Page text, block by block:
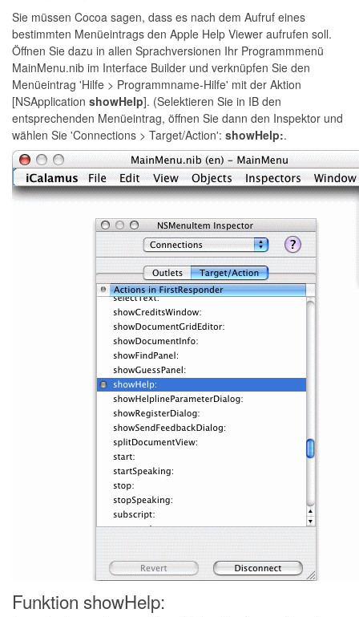
Sie müssen Cocoa sagen, dass es nach dem Aufruf eines
bestimmten Menüeintrags den Apple Help Viewer aufrufen soll.
Öffnen Sie dazu in allen Sprachversionen Ihr Programmmenü
MainMenu.nib im Interface Builder und verknüpfen Sie den
Menüeintrag 'Hilfe > Programmname-Hilfe' mit der Aktion
[NSApplication showHelp]. (Selektieren Sie in IB den
entsprechenden Menüeintrag, öffnen Sie dann den Inspektor und
wählen Sie 'Connections > Target/Action': showHelp:.
Funktion showHelp: